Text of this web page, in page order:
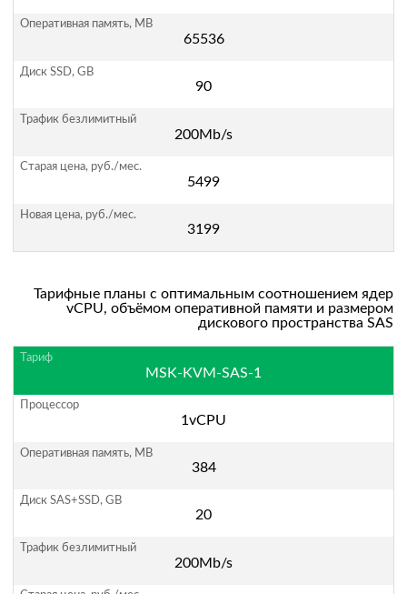
65536
90
200Mb/s
5499
3199
Тарифные планы с оптимальным соотношением ядер
vCPU, объёмом оперативной памяти и размером
дискового пространства SAS
MSK-KVM-SAS-1
1vCPU
384
20
200Mb/s